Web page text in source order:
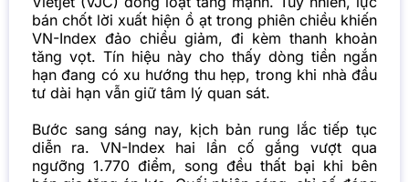
bán chốt lời xuất hiện ồ ạt trong phiên chiều khiến
VN-Index đảo chiều giảm, đi kèm thanh khoản
tăng vọt. Tín hiệu này cho thấy dòng tiền ngắn
hạn đang có xu hướng thu hẹp, trong khi nhà đầu
tư dài hạn vẫn giữ tâm lý quan sát.
Bước sang sáng nay, kịch bản rung lắc tiếp tục
diễn ra. VN-Index hai lần cố gắng vượt qua
ngưỡng 1.770 điểm, song đều thất bại khi bên